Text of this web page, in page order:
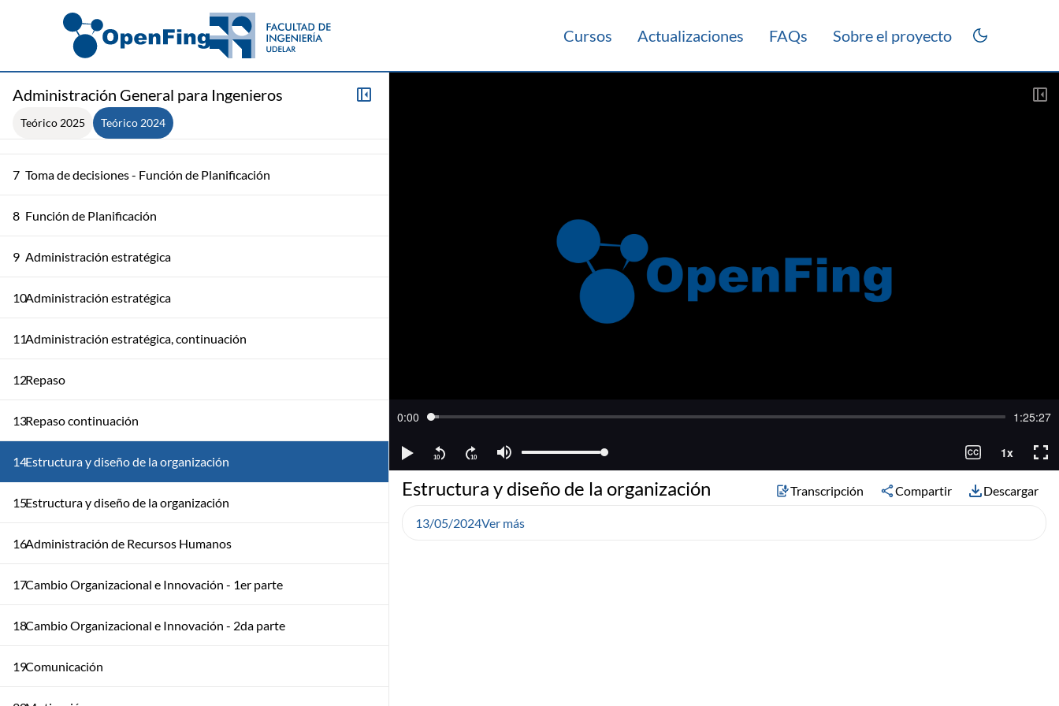
Cursos Actualizaciones FAQs Sobre el proyecto
Administración General para Ingenieros
Teórico 2025 Teórico 2024
Toma de decisiones
7 Toma de decisiones - Función de Planificación
8 Función de Planificación
9 Administración estratégica
10Administración estratégica
11Administración estratégica, continuación
12Repaso
13Repaso continuación
14Estructura y diseño de la organización
15Estructura y diseño de la organización
16Administración de Recursos Humanos
17Cambio Organizacional e Innovación - 1er parte
18Cambio Organizacional e Innovación - 2da parte
19Comunicación
Estructura y diseño de la organización Transcripción Compartir Descargar
13/05/2024Ver más